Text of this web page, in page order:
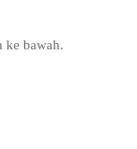
ke bawah.